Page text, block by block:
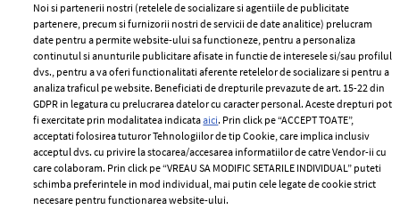
ELLE Style Awards
2024
Despre ELLE
Romania
Contact
Abonamente
Termeni si conditii
Politica de
confidențialitate
Politica de cookies
Publicitate
Noi si partenerii nostri (retelele de socializare si agentiile de publicitate
partenere, precum si furnizorii nostri de servicii de date analitice) prelucram
date pentru a permite website-ului sa functioneze, pentru a personaliza
continutul si anunturile publicitare afisate in functie de interesele si/sau profilul
dvs., pentru a va oferi functionalitati aferente retelelor de socializare si pentru a
analiza traficul pe website. Beneficiati de drepturile prevazute de art. 15-22 din
GDPR in legatura cu prelucrarea datelor cu caracter personal. Aceste drepturi pot
fi exercitate prin modalitatea indicataaici. Prin click pe “ACCEPT TOATE”,
acceptati folosirea tuturor Tehnologiilor de tip Cookie, care implica inclusiv
acceptul dvs. cu privire la stocarea/accesarea informatiilor de catre Vendor-ii cu
care colaboram. Prin click pe “VREAU SA MODIFIC SETARILE INDIVIDUAL” puteti
schimba preferintele in mod individual, mai putin cele legate de cookie strict
necesare pentru functionarea website-ului.